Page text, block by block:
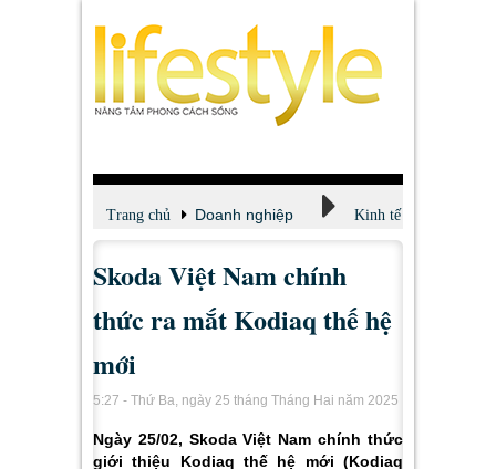
Trang chủ Doanh nghiệp Kinh tế
Skoda Việt Nam chính
thức ra mắt Kodiaq thế hệ
mới
5:27 - Thứ Ba, ngày 25 tháng Tháng Hai năm 2025
Ngày 25/02, Skoda Việt Nam chính thức
giới thiệu Kodiaq thế hệ mới (Kodiaq